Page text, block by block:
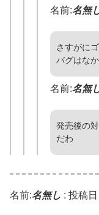
名前:名無
さすがに
バグはな
名前:名無
発売後の
だわ
名前:名無し : 投稿